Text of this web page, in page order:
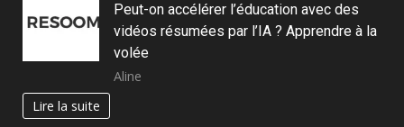
Peut-on accélérer l’éducation avec des
vidéos résumées par l’IA ? Apprendre à la
volée
Aline
Lire la suite